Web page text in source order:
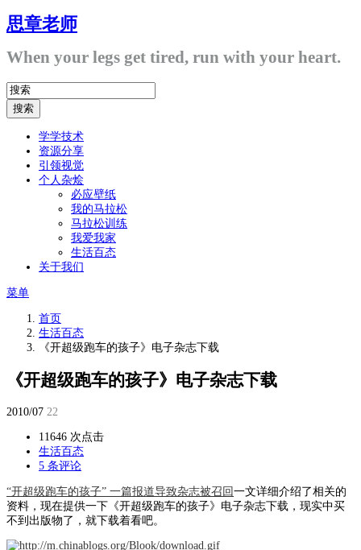
思章老师
When your legs get tired, run with your heart.
学学技术
资源分享
引领视觉
个人杂烩
必应壁纸
我的马拉松
马拉松训练
我爱我家
生活百态
关于我们
菜单
首页
生活百态
《开超级跑车的孩子》电子杂志下载
《开超级跑车的孩子》电子杂志下载
2010/07 22
11646 次点击
生活百态
5 条评论
“开超级跑车的孩子” 一篇报道导致杂志被召回一文详细介绍了相关的
资料，现在提供一下《开超级跑车的孩子》电子杂志下载，现实中买
不到出版物了，就下载着看吧。